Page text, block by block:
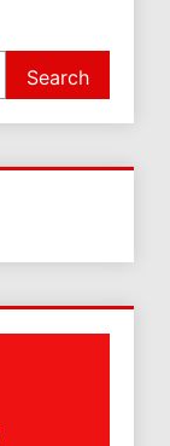
Search